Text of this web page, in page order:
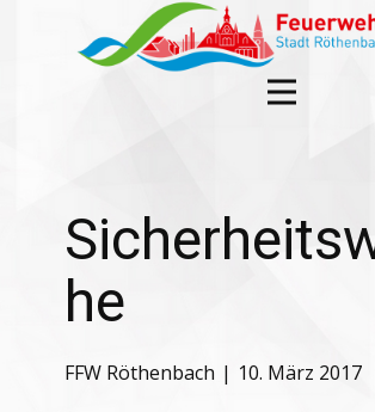
he
FFW Röthenbach 10. März 2017